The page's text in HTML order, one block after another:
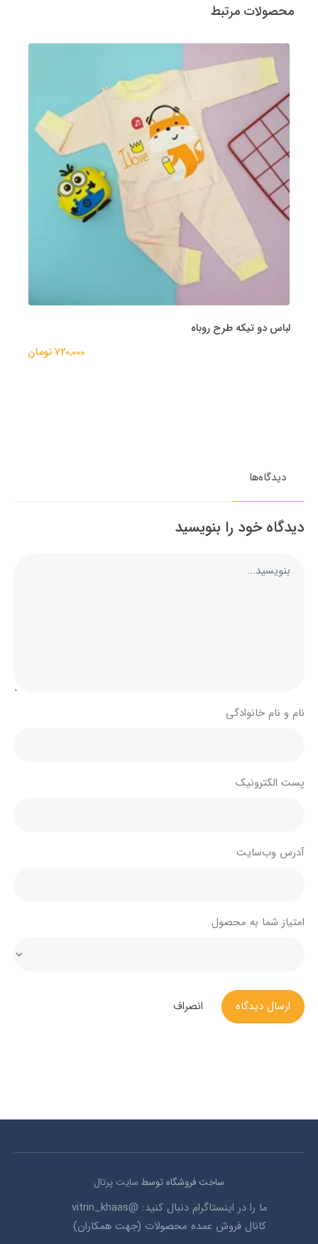
محصولات مرتبط
لباس دو تیکه طرح روباه
720,000 تومان
دیدگاه‌ها
دیدگاه خود را بنویسید
نام و نام خانوادگی
پست الکترونیک
آدرس وب‌سایت
امتیاز شما به محصول
ارسال دیدگاه انصراف
ساخت فروشگاه توسط سایت پرتال
ما را در اینستاگرام دنبال کنید: @vitrin_khaas
کانال فروش عمده محصولات (جهت همکاران)